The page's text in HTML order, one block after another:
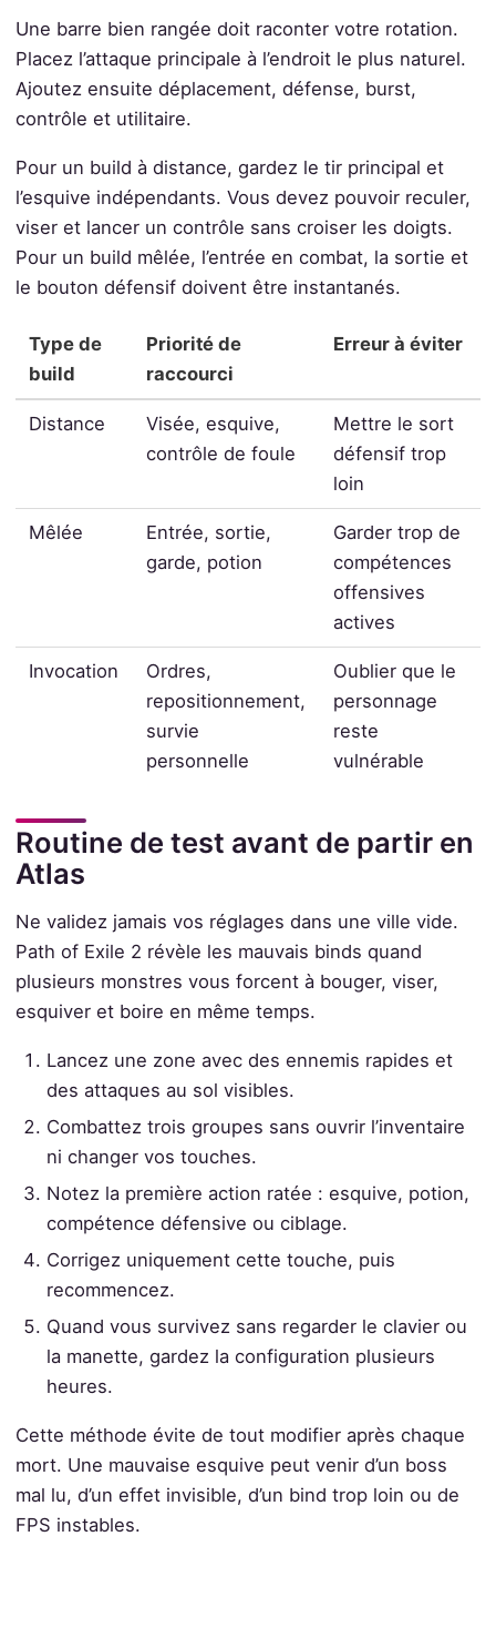
Une barre bien rangée doit raconter votre rotation.
Placez l’attaque principale à l’endroit le plus naturel.
Ajoutez ensuite déplacement, défense, burst,
contrôle et utilitaire.
Pour un build à distance, gardez le tir principal et
l’esquive indépendants. Vous devez pouvoir reculer,
viser et lancer un contrôle sans croiser les doigts.
Pour un build mêlée, l’entrée en combat, la sortie et
le bouton défensif doivent être instantanés.
Type de
build
Priorité de
raccourci
Erreur à éviter
Distance
Visée, esquive,
contrôle de foule
Mettre le sort
défensif trop
loin
Mêlée
Entrée, sortie,
garde, potion
Garder trop de
compétences
offensives
actives
Invocation
Ordres,
repositionnement,
survie
personnelle
Oublier que le
personnage
reste
vulnérable
Routine de test avant de partir en
Atlas
Ne validez jamais vos réglages dans une ville vide.
Path of Exile 2 révèle les mauvais binds quand
plusieurs monstres vous forcent à bouger, viser,
esquiver et boire en même temps.
Lancez une zone avec des ennemis rapides et
des attaques au sol visibles.
Combattez trois groupes sans ouvrir l’inventaire
ni changer vos touches.
Notez la première action ratée : esquive, potion,
compétence défensive ou ciblage.
Corrigez uniquement cette touche, puis
recommencez.
Quand vous survivez sans regarder le clavier ou
la manette, gardez la configuration plusieurs
heures.
Cette méthode évite de tout modifier après chaque
mort. Une mauvaise esquive peut venir d’un boss
mal lu, d’un effet invisible, d’un bind trop loin ou de
FPS instables.